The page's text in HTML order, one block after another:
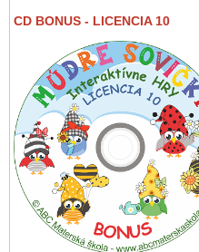
CD BONUS - LICENCIA 10